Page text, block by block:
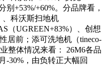
别+53%/+60%。分品牌看，
、科沃斯扫地机
（UGREEN+83%）、创想
居前；添可洗地机（tineco-
整体情况来看： 26M6各品
-30%，由负转正大幅回